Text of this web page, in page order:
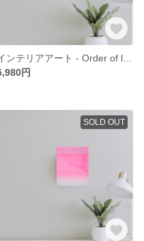
円
SOLD OUT